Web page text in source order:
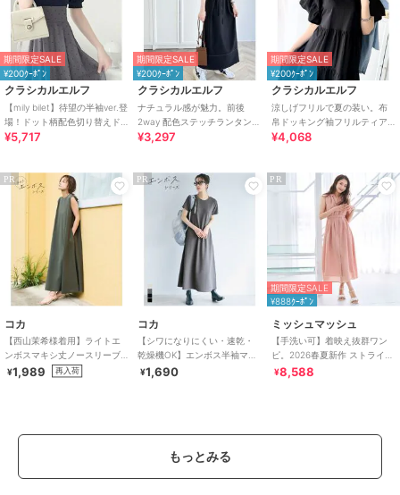
期間限定SALE
¥200ｸｰﾎﾟﾝ
クラシカルエルフ
【mily bilet】待望の半袖ver.登
場！ドット柄配色切り替えド
ッキングワンピース（ロング
¥5,717
期間限定SALE
¥200ｸｰﾎﾟﾝ
クラシカルエルフ
ナチュラル感が魅力。前後
2way 配色ステッチランタンス
リーブワンピース
¥3,297
期間限定SALE
¥200ｸｰﾎﾟﾝ
クラシカルエルフ
涼しげフリルで夏の装い。布
帛ドッキング袖フリルティア
ードワンピース(ロング丈)
¥4,068
PR
コカ
【西山茉希様着用】ライトエ
ンボスマキシ丈ノースリーブ
ワンピース 全4色 / シワになり
¥1,989 再入荷
PR
コカ
【シワになりにくい・速乾・
乾燥機OK】エンボス半袖マキ
シワンピース 全4色
¥1,690
PR
期間限定SALE
¥888ｸｰﾎﾟﾝ
ミッシュマッシュ
【手洗い可】着映え抜群ワン
ピ。2026春夏新作 ストライプ
アソートシアーカラータック
¥8,588
もっとみる